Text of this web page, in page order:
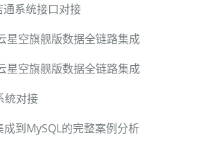
通系统接口对接
星空旗舰版数据全链路集成
星空旗舰版数据全链路集成
统对接
到MySQL的完整案例分析